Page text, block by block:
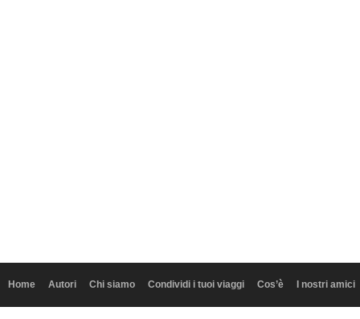
Home Autori Chi siamo Condividi i tuoi viaggi Cos’è I nostri amici